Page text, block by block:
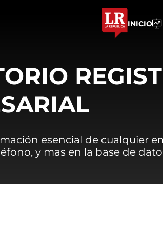
INICIO
esencial de cualquier
y mas en la base de